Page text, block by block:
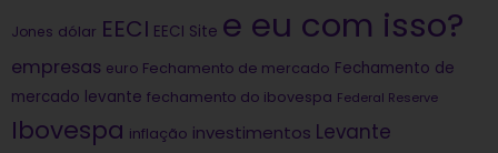
Jones dólar EECI EECI Site e eu com isso?
empresas euro Fechamento de mercado Fechamento de
mercado levante fechamento do ibovespa Federal Reserve
Ibovespa inflação investimentos Levante